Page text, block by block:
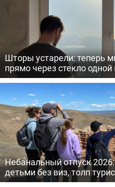
Шторы устарели: теперь
прямо через стекло
Небанальный отпуск
детьми без виз, толп